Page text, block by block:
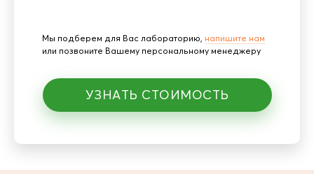
Мы подберем для Вас лабораторию, напишите нам
или позвоните Вашему персональному менеджеру
УЗНАТЬ СТОИМОСТЬ